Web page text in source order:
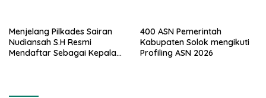
Menjelang Pilkades Sairan
Nudiansah S.H Resmi
Mendaftar Sebagai Kepala
400 ASN Pemerintah
Kabupaten Solok mengikuti
Profiling ASN 2026